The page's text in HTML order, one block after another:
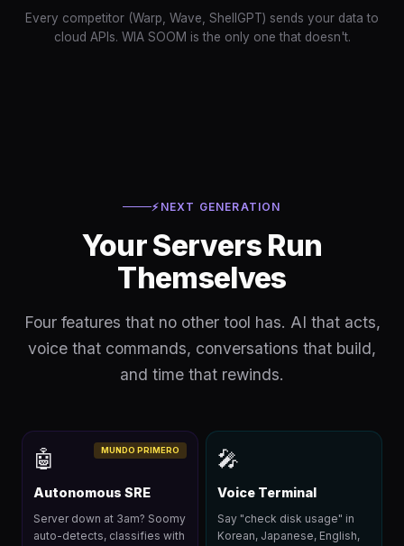
Every competitor (Warp, Wave, ShellGPT) sends your data to
cloud APIs. WIA SOOM is the only one that doesn't.
⚡ NEXT GENERATION
Your Servers Run
Themselves
Four features that no other tool has. AI that acts,
voice that commands, conversations that build,
and time that rewinds.
MUNDO PRIMERO
🤖
Autonomous SRE
Server down at 3am? Soomy
auto-detects, classifies with
🎤
Voice Terminal
Say "check disk usage" in
Korean, Japanese, English,